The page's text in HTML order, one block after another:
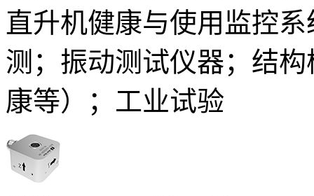
直升机健康与使用监控
测；振动测试仪器；结
康等）；工业试验